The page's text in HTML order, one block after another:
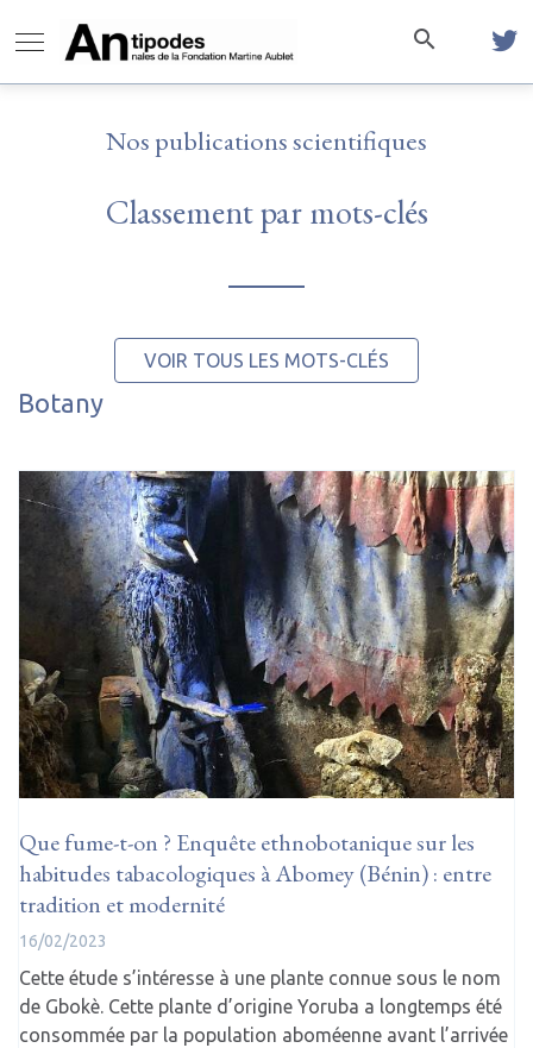
Nos publications scientifiques
Classement par mots-clés
VOIR TOUS LES MOTS-CLÉS
Botany
Que fume-t-on ? Enquête ethnobotanique sur les
habitudes tabacologiques à Abomey (Bénin) : entre
tradition et modernité
16/02/2023
Cette étude s’intéresse à une plante connue sous le nom
de Gbokè. Cette plante d’origine Yoruba a longtemps été
consommée par la population aboméenne avant l’arrivée